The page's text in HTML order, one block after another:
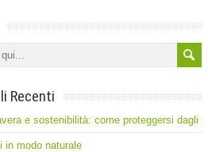
Recenti
e sostenibilità: come proteggersi dagli
in modo naturale